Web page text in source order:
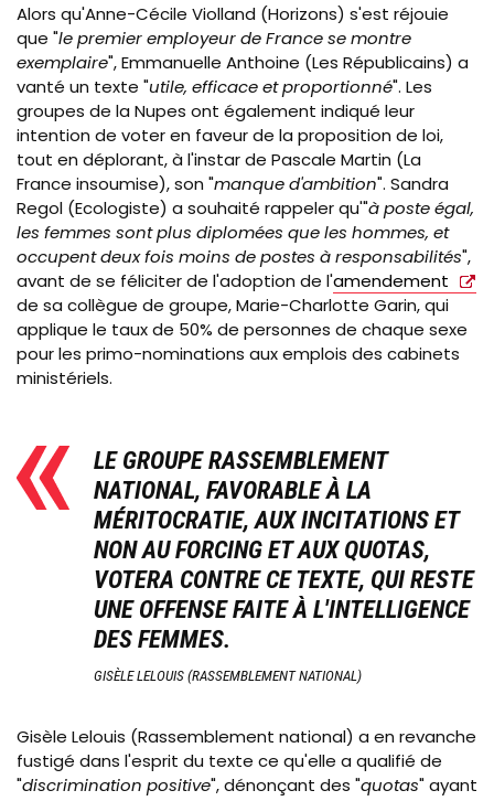
Alors qu'Anne-Cécile Violland (Horizons) s'est réjouie
que "le premier employeur de France se montre
exemplaire", Emmanuelle Anthoine (Les Républicains) a
vanté un texte "utile, efficace et proportionné". Les
groupes de la Nupes ont également indiqué leur
intention de voter en faveur de la proposition de loi,
tout en déplorant, à l'instar de Pascale Martin (La
France insoumise), son "manque d'ambition". Sandra
Regol (Ecologiste) a souhaité rappeler qu'"à poste égal,
les femmes sont plus diplomées que les hommes, et
occupent deux fois moins de postes à responsabilités",
avant de se féliciter de l'adoption de l'amendement
de sa collègue de groupe, Marie-Charlotte Garin, qui
applique le taux de 50% de personnes de chaque sexe
pour les primo-nominations aux emplois des cabinets
ministériels.
LE GROUPE RASSEMBLEMENT
NATIONAL, FAVORABLE À LA
MÉRITOCRATIE, AUX INCITATIONS ET
NON AU FORCING ET AUX QUOTAS,
VOTERA CONTRE CE TEXTE, QUI RESTE
UNE OFFENSE FAITE À L'INTELLIGENCE
DES FEMMES.
GISÈLE LELOUIS (RASSEMBLEMENT NATIONAL)
Gisèle Lelouis (Rassemblement national) a en revanche
fustigé dans l'esprit du texte ce qu'elle a qualifié de
"discrimination positive", dénonçant des "quotas" ayant